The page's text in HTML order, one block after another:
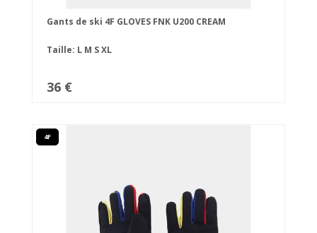
Gants de ski 4F GLOVES FNK U200 CREAM
Taille: L M SXL
36 €
4F